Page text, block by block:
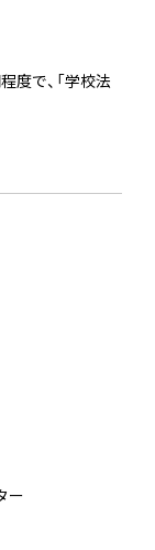
度で、「学校法
ー